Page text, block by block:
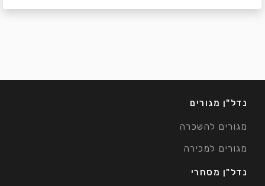
נדל"ן מגורים
מגורים להשכרה
מגורים למכירה
נדל"ן מסחרי